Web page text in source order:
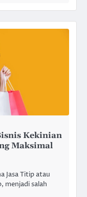
Kekinian
Maksimal
Jasa Titip atau
menjadi salah